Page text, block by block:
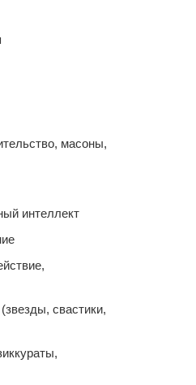
масоны,
интеллект
свастики,